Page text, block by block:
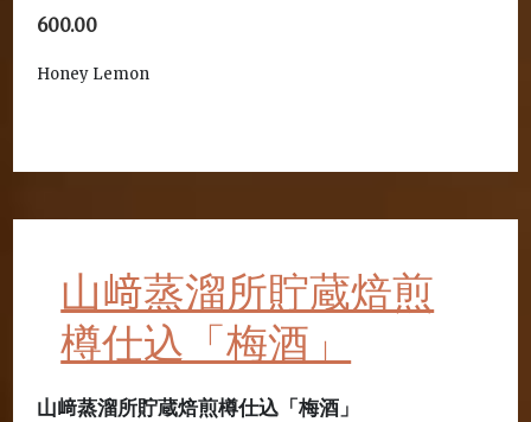
600.00
Honey Lemon
山﨑蒸溜所貯蔵焙煎
樽仕込「梅酒」
山﨑蒸溜所貯蔵焙煎樽仕込「梅酒」